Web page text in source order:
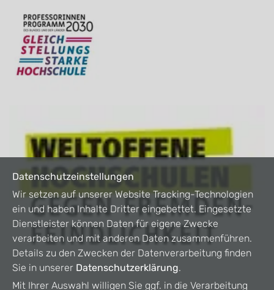
Datenschutzeinstellungen
Wir setzen auf unserer Website Tracking-Technologien
ein und haben Inhalte Dritter eingebettet. Eingesetzte
Dienstleister können Daten für eigene Zwecke
verarbeiten und mit anderen Daten zusammenführen.
Details zu den Zwecken der Datenverarbeitung finden
Sie in unserer Datenschutzerklärung.
Mit Ihrer Auswahl willigen Sie ggf. in die Verarbeitung